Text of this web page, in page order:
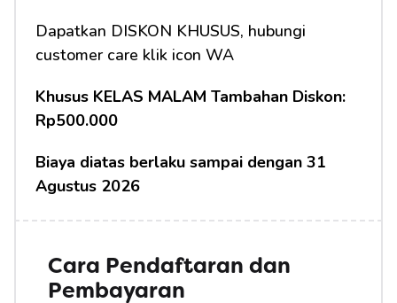
Dapatkan DISKON KHUSUS, hubungi
customer care klik icon WA
Khusus KELAS MALAM Tambahan Diskon:
Rp500.000
Biaya diatas berlaku sampai dengan 31
Agustus 2026
Cara Pendaftaran dan
Pembayaran